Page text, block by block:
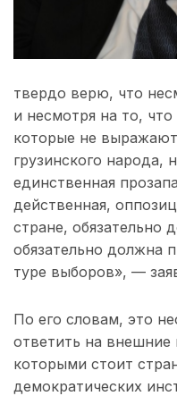
твердо верю, что
и несмотря на то,
которые не
грузинского народа,
единственная
действенная,
стране, обязательно
обязательно должна
туре выборов», —
По его словам, это
ответить на
которыми стоит
демократических